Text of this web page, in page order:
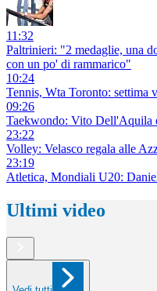
11:32
Paltrinieri: "2 medaglie, una
con un po' di rammarico"
10:24
Tennis, Wta Toronto: settima
09:26
Taekwondo: Vito Dell'Aquila
23:22
Volley: Velasco regala alle
23:19
Atletica, Mondiali U20:
Ultimi video